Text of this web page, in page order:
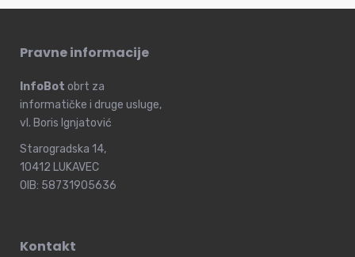
Pravne informacije
InfoBot obrt za
informatičke i druge usluge,
vl. Boris Ignjatović
Starogradska 14,
10412 LUKAVEC
OIB: 58731905636
Kontakt